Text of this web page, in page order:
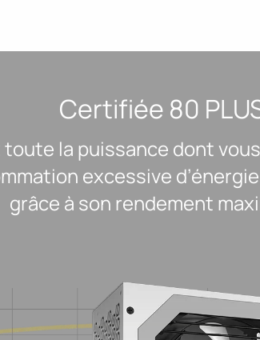
Certifiée 80
la puissance dont
excessive
grâce à son rendement